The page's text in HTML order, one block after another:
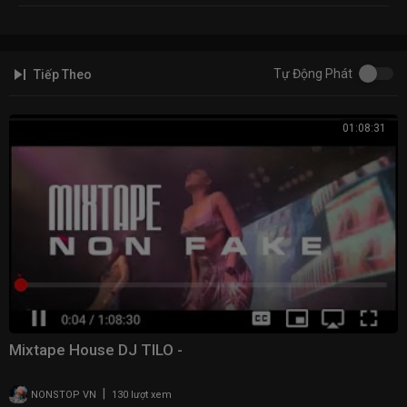
Tiếp Theo Tự Động Phát
01:08:31
Mixtape House DJ TILO -
NONSTOP VN 130 lượt xem